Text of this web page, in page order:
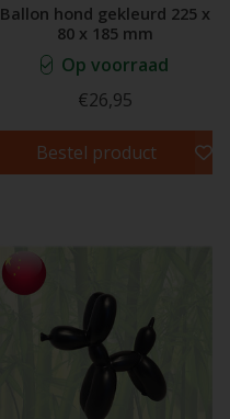
Ballon hond gekleurd 225 x
80 x 185 mm
Op voorraad
€26,95
Bestel product